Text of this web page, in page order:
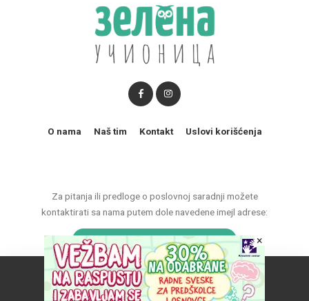
Za pitanja ili predloge o poslovnoj saradnji možete
kontaktirati sa nama putem dole navedene imejl adrese:
marketing@zelenaucionica.com
O nama Naš tim Kontakt Uslovi korišćenja
© 2011-2024 Copyright by Zelena učionica. All Rights reserved.
Naš vebsajt koristi kolačiće da poboljša vaše iskustvo.
Prihvatam
×